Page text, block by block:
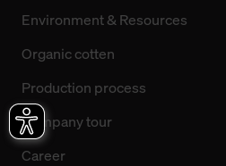
Environment & Resources
Organic cotten
Production process
Company tour
Career